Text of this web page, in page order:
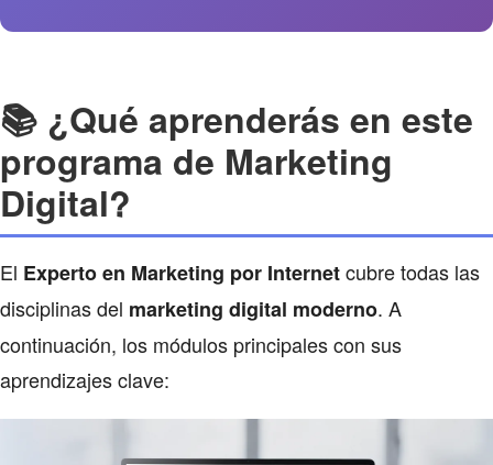
📚 ¿Qué aprenderás en este
programa de Marketing
Digital?
El Experto en Marketing por Internetcubre todas las
disciplinas del marketing digital moderno. A
continuación, los módulos principales con sus
aprendizajes clave: